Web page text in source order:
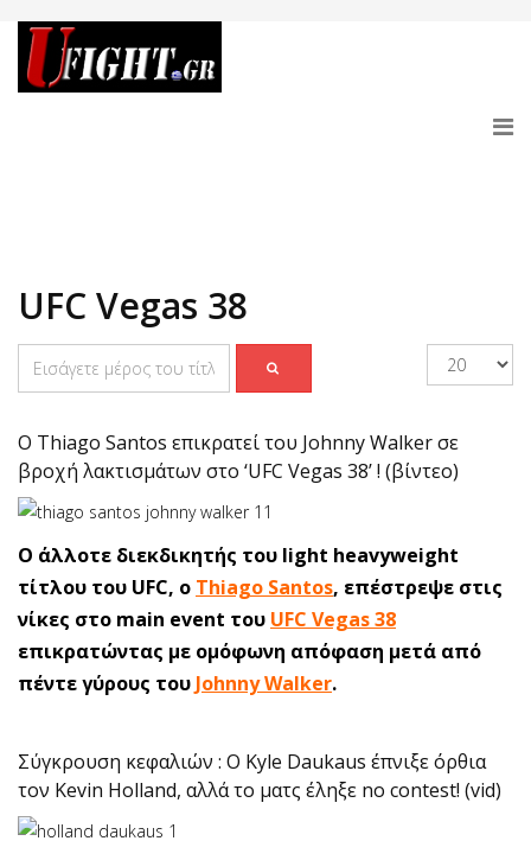
UFC Vegas 38
O Thiago Santos επικρατεί του Johnny Walker σε
βροχή λακτισμάτων στο ‘UFC Vegas 38’ ! (βίντεο)
Ο άλλοτε διεκδικητής του light heavyweight
τίτλου του UFC, ο Thiago Santos, επέστρεψε στις
νίκες στο main event του UFC Vegas 38
επικρατώντας με ομόφωνη απόφαση μετά από
πέντε γύρους του Johnny Walker.
Σύγκρουση κεφαλιών : Ο Kyle Daukaus έπνιξε όρθια
τον Kevin Holland, αλλά το ματς έληξε no contest! (vid)